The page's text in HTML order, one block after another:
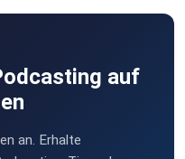
auf
an. Erhalte